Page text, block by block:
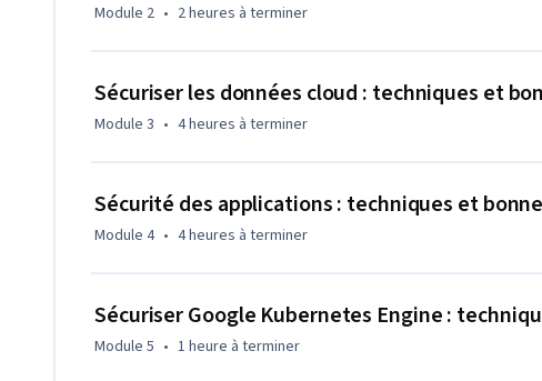
Module 2 • 2 heures à terminer
Sécuriser les données cloud : techniques et
Module 3 • 4 heures à terminer
Sécurité des applications : techniques et
Module 4 • 4 heures à terminer
Sécuriser Google Kubernetes Engine :
Module 5 • 1 heure à terminer